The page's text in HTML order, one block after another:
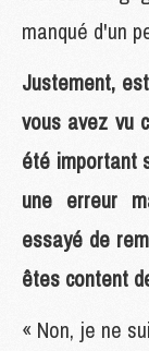
manqué d'un
Justement,
vous avez vu
été important
une erreur
essayé de
êtes content
« Non, je ne